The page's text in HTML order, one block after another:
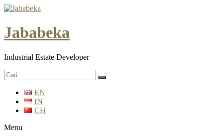
Jababeka
Industrial Estate Developer
EN
IN
CH
Menu